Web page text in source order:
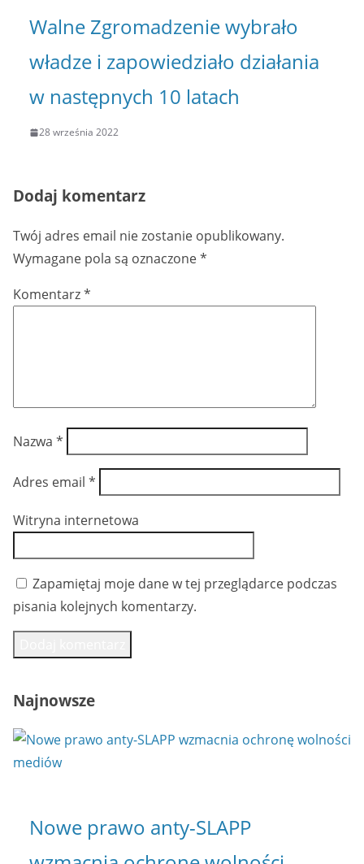
Walne Zgromadzenie wybrało
władze i zapowiedziało działania
w następnych 10 latach
28 września 2022
Dodaj komentarz
Twój adres email nie zostanie opublikowany.
Wymagane pola są oznaczone*
Komentarz*
Nazwa *
Adres email *
Witryna internetowa
Zapamiętaj moje dane w tej przeglądarce podczas
pisania kolejnych komentarzy.
Najnowsze
Nowe prawo anty-SLAPP